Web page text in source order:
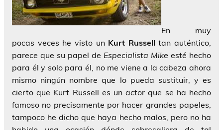
En muy
pocas veces he visto un Kurt Russell tan auténtico,
parece que su papel de Especialista Mike esté hecho
para él y solo para él, no me viene a la cabeza ahora
mismo ningún nombre que lo pueda sustituir, y es
cierto que Kurt Russell es un actor que se ha hecho
famoso no precisamente por hacer grandes papeles,
tampoco he dicho que haya hecho malos, pero no ha